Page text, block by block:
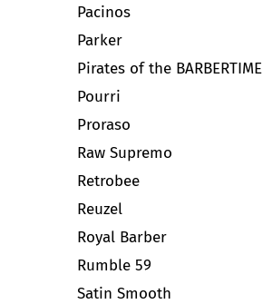
Pacinos
Parker
Pirates of the BARBERTIME
Pourri
Proraso
Raw Supremo
Retrobee
Reuzel
Royal Barber
Rumble 59
Satin Smooth